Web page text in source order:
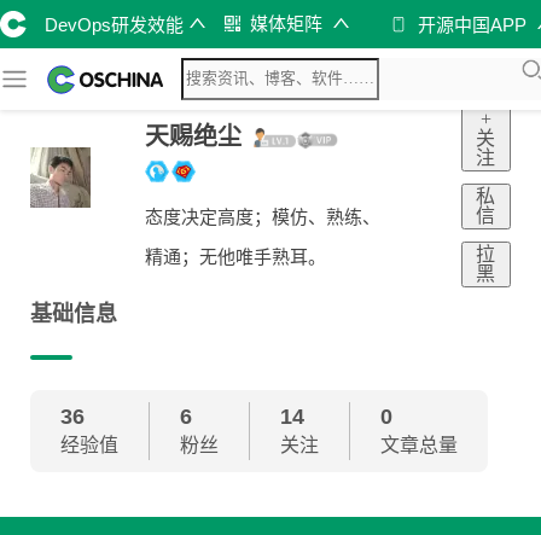
DevOps研发效能 媒体矩阵 开源中国APP
天赐绝尘
态度决定高度；模仿、熟练、
精通；无他唯手熟耳。
+
关
注
私
信
拉
黑
基础信息
36
经验值
6
粉丝
14
关注
0
文章总量